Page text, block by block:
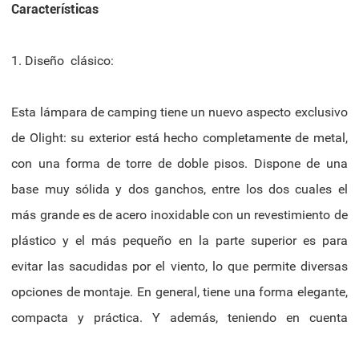
Características
1. Diseño clásico:
Esta lámpara de camping tiene un nuevo aspecto exclusivo
de Olight: su exterior está hecho completamente de metal,
con una forma de torre de doble pisos. Dispone de una
base muy sólida y dos ganchos, entre los dos cuales el
más grande es de acero inoxidable con un revestimiento de
plástico y el más pequeño en la parte superior es para
evitar las sacudidas por el viento, lo que permite diversas
opciones de montaje. En general, tiene una forma elegante,
compacta y práctica. Y además, teniendo en cuenta